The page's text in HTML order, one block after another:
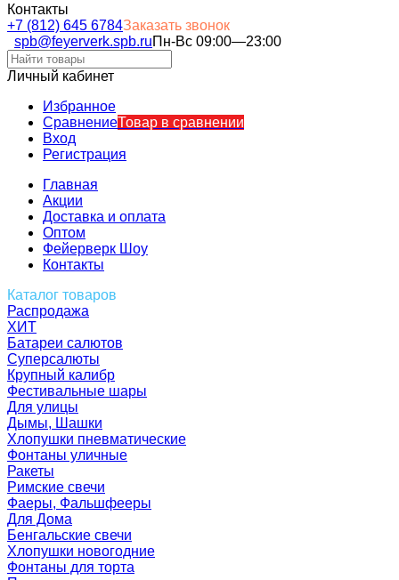
Контакты
+7 (812) 645 6784Заказать звонок
spb@feyerverk.spb.ruПн-Вс 09:00—23:00
Личный кабинет
Избранное
СравнениеТовар в сравнении
Вход
Регистрация
Главная
Акции
Доставка и оплата
Оптом
Фейерверк Шоу
Контакты
Каталог товаров
Распродажа
ХИТ
Батареи салютов
Суперсалюты
Крупный калибр
Фестивальные шары
Для улицы
Дымы, Шашки
Хлопушки пневматические
Фонтаны уличные
Ракеты
Римские свечи
Фаеры, Фальшфееры
Для Дома
Бенгальские свечи
Хлопушки новогодние
Фонтаны для торта